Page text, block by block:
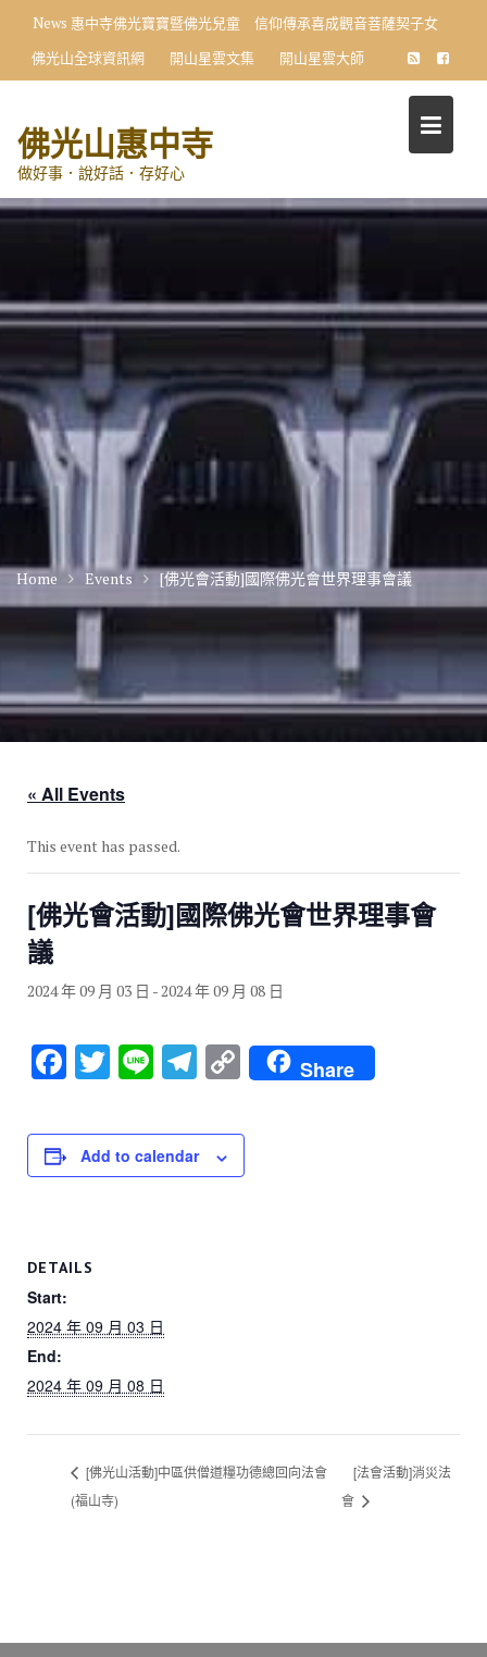
content
News 惠中寺佛光寶寶暨佛光兒童 信仰傳承喜成觀音菩薩契子女
佛光山全球資訊網
開山星雲文集 開山星雲大師
佛光山惠中寺
做好事．說好話．存好心
Home Events [佛光會活動]國際佛光會世界理事會議
« All Events
This event has passed.
[佛光會活動]國際佛光會世界理事會
議
2024 年 09 月 03 日 -2024 年 09 月 08 日
F
c
e
o
k
T
tt
er
Li
e
T
e
gr
C
o
p
y
Share
Add to calendar
DETAILS
Start:
2024 年 09 月 03 日
End:
2024 年 09 月 08 日
[佛光山活動]中區供僧道糧功德總回向法會
(福山寺)
[法會活動]消災法
會